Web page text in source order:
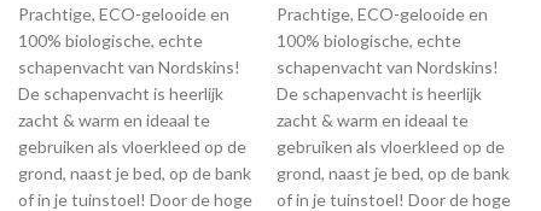
price
was:
€79.00.
price
is:
€69.00.
Prachtige, ECO-gelooide en
100% biologische, echte
schapenvacht van Nordskins!
De schapenvacht is heerlijk
zacht & warm en ideaal te
gebruiken als vloerkleed op de
grond, naast je bed, op de bank
of in je tuinstoel! Door de hoge
price
was:
€89.00.
price
is:
€79.00.
Prachtige, ECO-gelooide en
100% biologische, echte
schapenvacht van Nordskins!
De schapenvacht is heerlijk
zacht & warm en ideaal te
gebruiken als vloerkleed op de
grond, naast je bed, op de bank
of in je tuinstoel! Door de hoge